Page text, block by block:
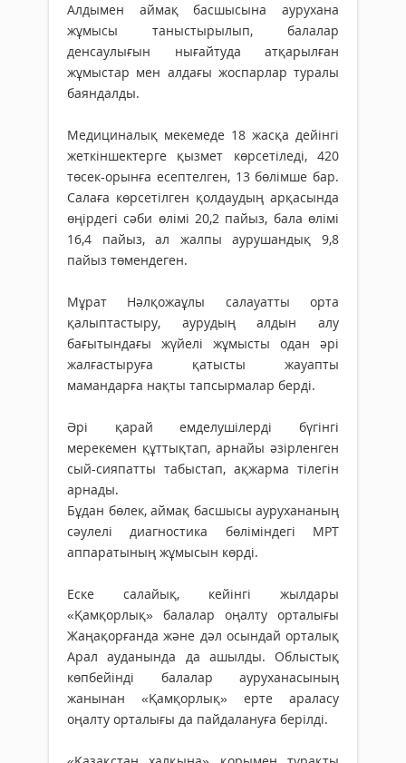
Алдымен аймақ басшысына аурухана
жұмысы таныстырылып, балалар
денсаулығын нығайтуда атқарылған
жұмыстар мен алдағы жоспарлар туралы
баяндалды.
Медициналық мекемеде 18 жасқа дейінгі
жеткіншектерге қызмет көрсетіледі, 420
төсек-орынға есептелген, 13 бөлімше бар.
Салаға көрсетілген қолдаудың арқасында
өңірдегі сәби өлімі 20,2 пайыз, бала өлімі
16,4 пайыз, ал жалпы аурушандық 9,8
пайыз төмендеген.
Мұрат Нәлқожаұлы салауатты орта
қалыптастыру, аурудың алдын алу
бағытындағы жүйелі жұмысты одан әрі
жалғастыруға қатысты жауапты
мамандарға нақты тапсырмалар берді.
Әрі қарай емделушілерді бүгінгі
мерекемен құттықтап, арнайы әзірленген
сый-сияпатты табыстап, ақжарма тілегін
арнады.
Бұдан бөлек, аймақ басшысы аурухананың
сәулелі диагностика бөліміндегі МРТ
аппаратының жұмысын көрді.
Еске салайық, кейінгі жылдары
«Қамқорлық» балалар оңалту орталығы
Жаңақорғанда және дәл осындай орталық
Арал ауданында да ашылды. Облыстық
көпбейінді балалар ауруханасының
жанынан «Қамқорлық» ерте араласу
оңалту орталығы да пайдалануға берілді.